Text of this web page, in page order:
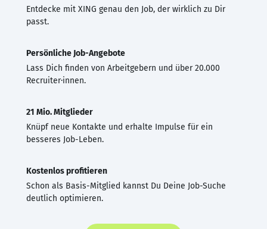
Entdecke mit XING genau den Job, der wirklich zu Dir
passt.
Persönliche Job-Angebote
Lass Dich finden von Arbeitgebern und über 20.000
Recruiter·innen.
21 Mio. Mitglieder
Knüpf neue Kontakte und erhalte Impulse für ein
besseres Job-Leben.
Kostenlos profitieren
Schon als Basis-Mitglied kannst Du Deine Job-Suche
deutlich optimieren.